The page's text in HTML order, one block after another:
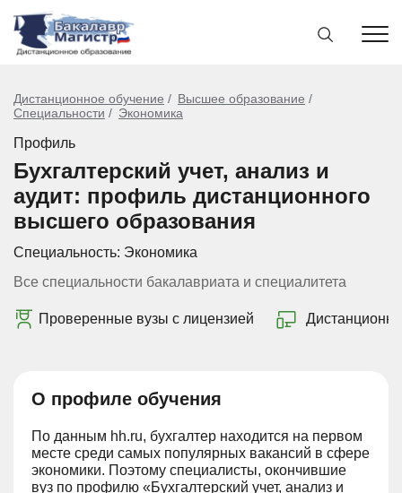
Дистанционное обучение
Высшее образование
Специальности
Экономика
Профиль
Бухгалтерский учет, анализ и
аудит: профиль дистанционного
высшего образования
Специальность: Экономика
Все специальности бакалавриата и специалитета
Проверенные вузы с лицензией Дистанционно
О профиле обучения
По данным hh.ru, бухгалтер находится на первом
месте среди самых популярных вакансий в сфере
экономики. Поэтому специалисты, окончившие
вуз по профилю «Бухгалтерский учет, анализ и